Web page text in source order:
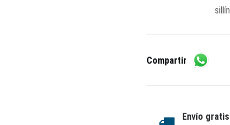
sillín
Compartir
Envío gratis